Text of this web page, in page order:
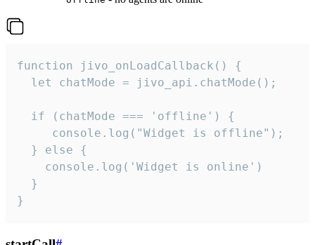
function jivo_onLoadCallback() {
  let chatMode = jivo_api.chatMode();
  if (chatMode === 'offline') {
     console.log("Widget is offline");
  } else {
    console.log('Widget is online')
  }
}